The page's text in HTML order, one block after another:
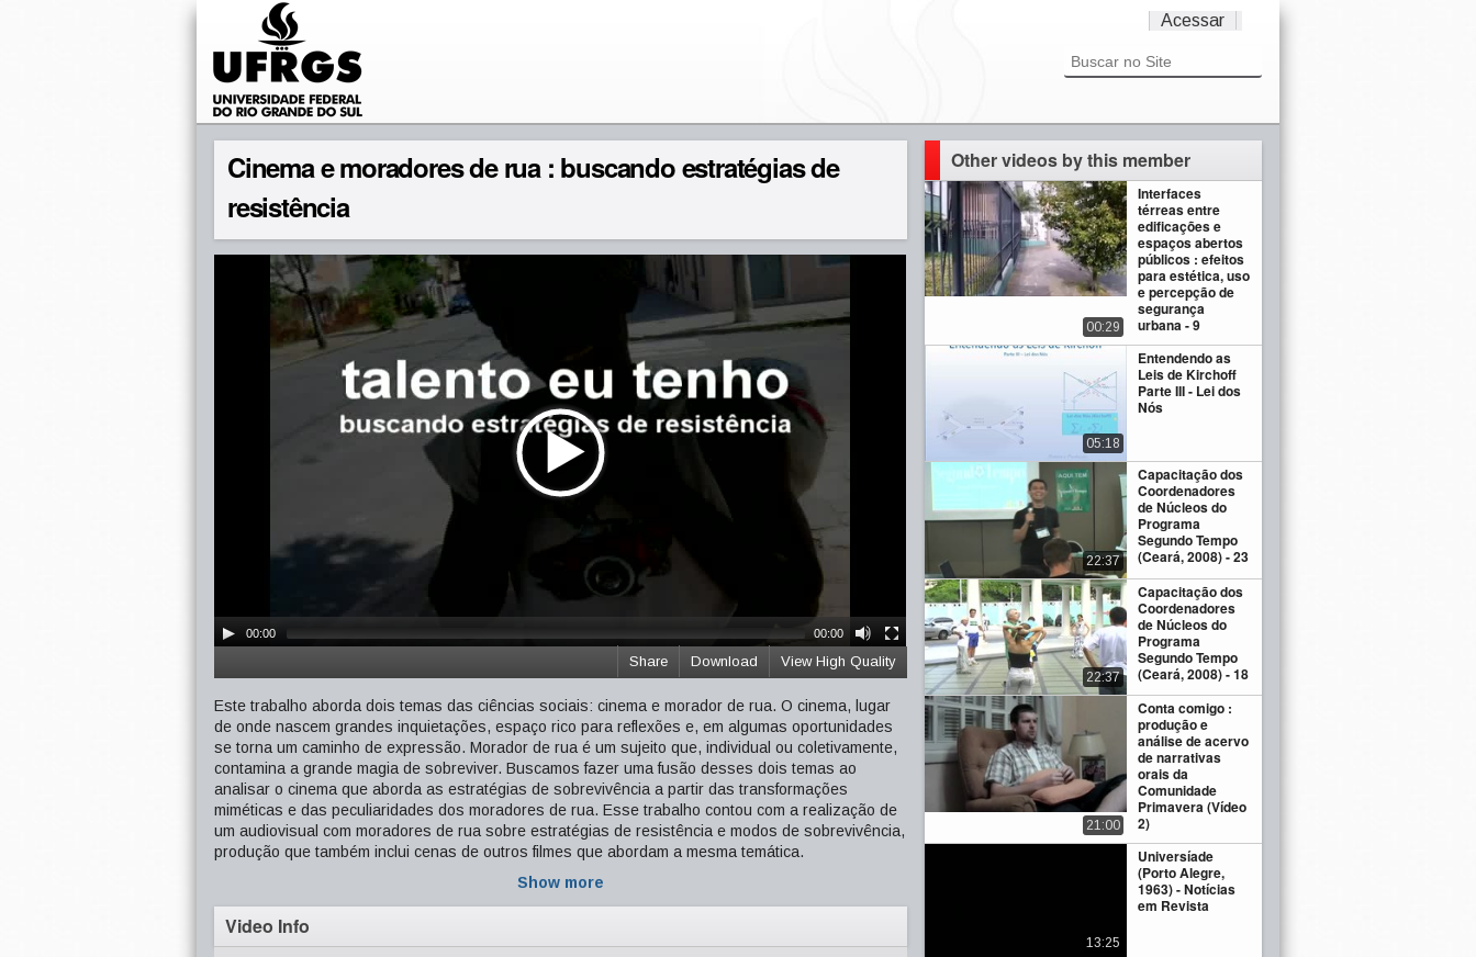
Acessar
Cinema e moradores de rua : buscando estratégias de
resistência
00:00 00:00
View High Quality
Download
Share
Este trabalho aborda dois temas das ciências sociais: cinema e morador de rua. O cinema, lugar
de onde nascem grandes inquietações, espaço rico para reflexões e, em algumas oportunidades
se torna um caminho de expressão. Morador de rua é um sujeito que, individual ou coletivamente,
contamina a grande magia de sobreviver. Buscamos fazer uma fusão desses dois temas ao
analisar o cinema que aborda as estratégias de sobrevivência a partir das transformações
miméticas e das peculiaridades dos moradores de rua. Esse trabalho contou com a realização de
um audiovisual com moradores de rua sobre estratégias de resistência e modos de sobrevivência,
produção que também inclui cenas de outros filmes que abordam a mesma temática.
Show more
Video Info
Other videos by this member
Interfaces
térreas entre
edificações e
espaços abertos
públicos : efeitos
para estética, uso
e percepção de
segurança
urbana - 9
00:29
Entendendo as
Leis de Kirchoff
Parte III - Lei dos
Nós
05:18
Capacitação dos
Coordenadores
de Núcleos do
Programa
Segundo Tempo
(Ceará, 2008) - 23
22:37
Capacitação dos
Coordenadores
de Núcleos do
Programa
Segundo Tempo
(Ceará, 2008) - 18
22:37
Conta comigo :
produção e
análise de acervo
de narrativas
orais da
Comunidade
Primavera (Vídeo
2)
21:00
Universíade
(Porto Alegre,
1963) - Notícias
em Revista
13:25